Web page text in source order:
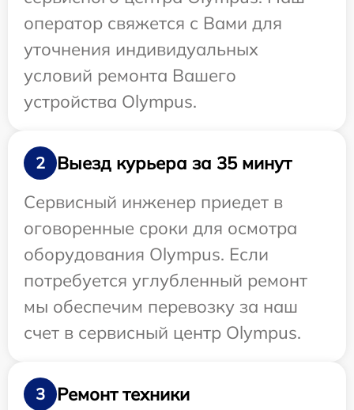
оператор свяжется с Вами для
уточнения индивидуальных
условий ремонта Вашего
устройства Olympus.
2
Выезд курьера за 35 минут
Сервисный инженер приедет в
оговоренные сроки для осмотра
оборудования Olympus. Если
потребуется углубленный ремонт
мы обеспечим перевозку за наш
счет в сервисный центр Olympus.
3
Ремонт техники